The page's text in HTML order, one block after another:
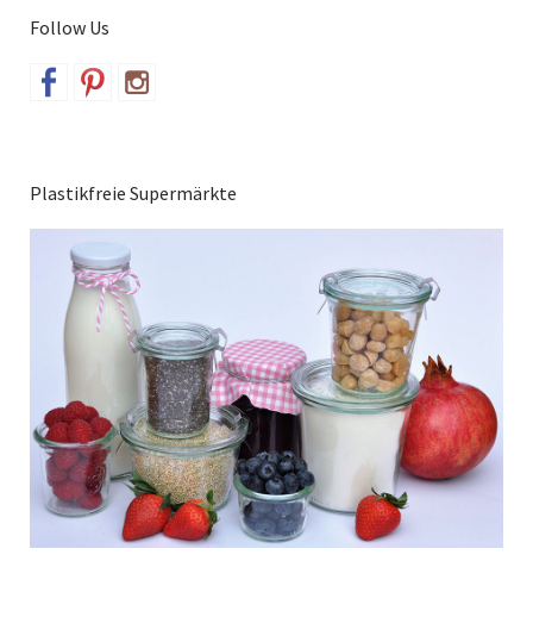
Follow Us
Plastikfreie Supermärkte